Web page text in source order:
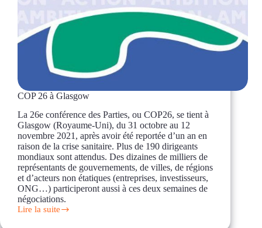
COP 26 à Glasgow
La 26e conférence des Parties, ou COP26, se tient à
Glasgow (Royaume-Uni), du 31 octobre au 12
novembre 2021, après avoir été reportée d’un an en
raison de la crise sanitaire. Plus de 190 dirigeants
mondiaux sont attendus. Des dizaines de milliers de
représentants de gouvernements, de villes, de régions
et d’acteurs non étatiques (entreprises, investisseurs,
ONG…) participeront aussi à ces deux semaines de
négociations.
Lire la suite
COP